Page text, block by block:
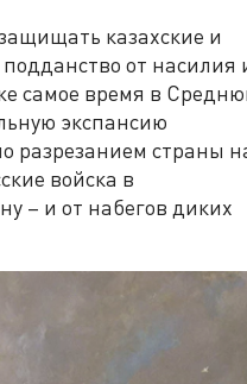
казахские и
от насилия
самое время в
экспансию
разрезанием страны
войска в
– и от набегов диких